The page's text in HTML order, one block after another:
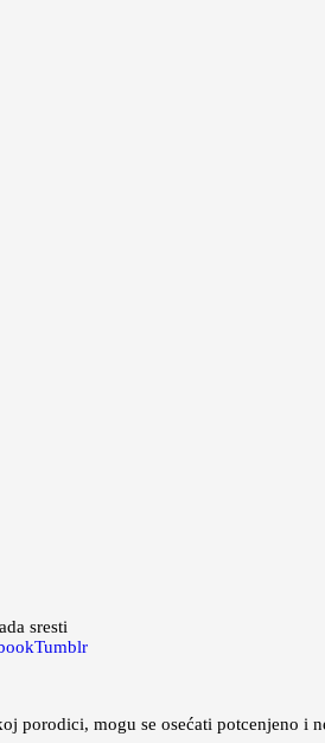
sresti
Tumblr
porodici, mogu se osećati potcenjeno